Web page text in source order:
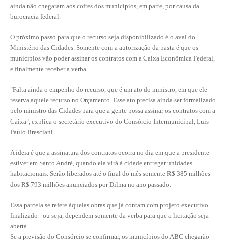
EMPREGO E ESTÁGIO
CARREIRA
NEWSLETTER
GUIA DAS ENGENHARIAS
CURSOS
ENGENHEIRO EMPREENDEDOR
SEESP EDUCAÇÃO
PLATAFORMAS GRATUITAS
ainda não chegaram aos cofres dos municípios, em parte, por causa da
burocracia federal.
O próximo passo para que o recurso seja disponibilizado é o aval do
Ministério das Cidades. Somente com a autorização da pasta é que os
municípios vão poder assinar os contratos com a Caixa Econômica Federal,
e finalmente receber a verba.
"Falta ainda o empenho do recurso, que é um ato do ministro, em que ele
reserva aquele recurso no Orçamento. Esse ato precisa ainda ser formalizado
pelo ministro das Cidades para que a gente possa assinar os contratos com a
Caixa", explica o secretário executivo do Consórcio Intermunicipal, Luís
Paulo Bresciani.
A ideia é que a assinatura dos contratos ocorra no dia em que a presidente
estiver em Santo André, quando ela virá à cidade entregar unidades
habitacionais. Serão liberados até o final do mês somente R$ 385 milhões
dos R$ 793 milhões anunciados por Dilma no ano passado.
Essa parcela se refere àquelas obras que já contam com projeto executivo
finalizado - ou seja, dependem somente da verba para que a licitação seja
aberta.
Se a previsão do Consórcio se confirmar, os municípios do ABC chegarão